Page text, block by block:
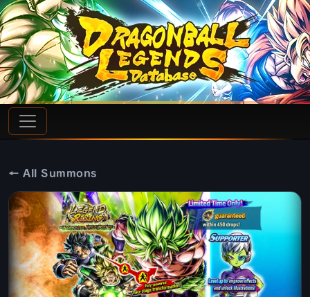
← All Summons